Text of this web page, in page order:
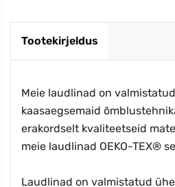
Tootekirjeldus
Meie laudlinad on
kaasaegsemaid
erakordselt kvaliteetseid
meie laudlinad OEKO-TEX®
Laudlinad on valmistatud